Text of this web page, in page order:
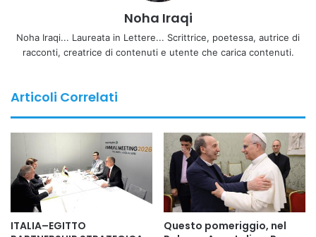
Concorso pubblico per titoli ed esami a 1500 posti da
Purtroppo non è stato possibile evitare che i candidati
avvenuto sinora e come continua ad avvenire per i
concorsi da commissario: sul sito istituzionale è stato
pubblicato il calendario che prevede l’esclusione dalle sole
visite mediche e, quindi, al momento sono previste
selezioni psicoattitudinali analoghe per tutti i candidati: a
Noha Iraqi
Noha Iraqi... Laureata in Lettere... Scrittrice, poetessa, autrice di
racconti, creatrice di contenuti e utente che carica contenuti.
Articoli Correlati
ITALIA–EGITTO
Questo pomeriggio, nel